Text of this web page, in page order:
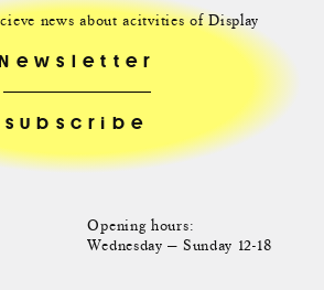
Opening hours:
Wednesday — Sunday 12-18
news about acitvities of Display